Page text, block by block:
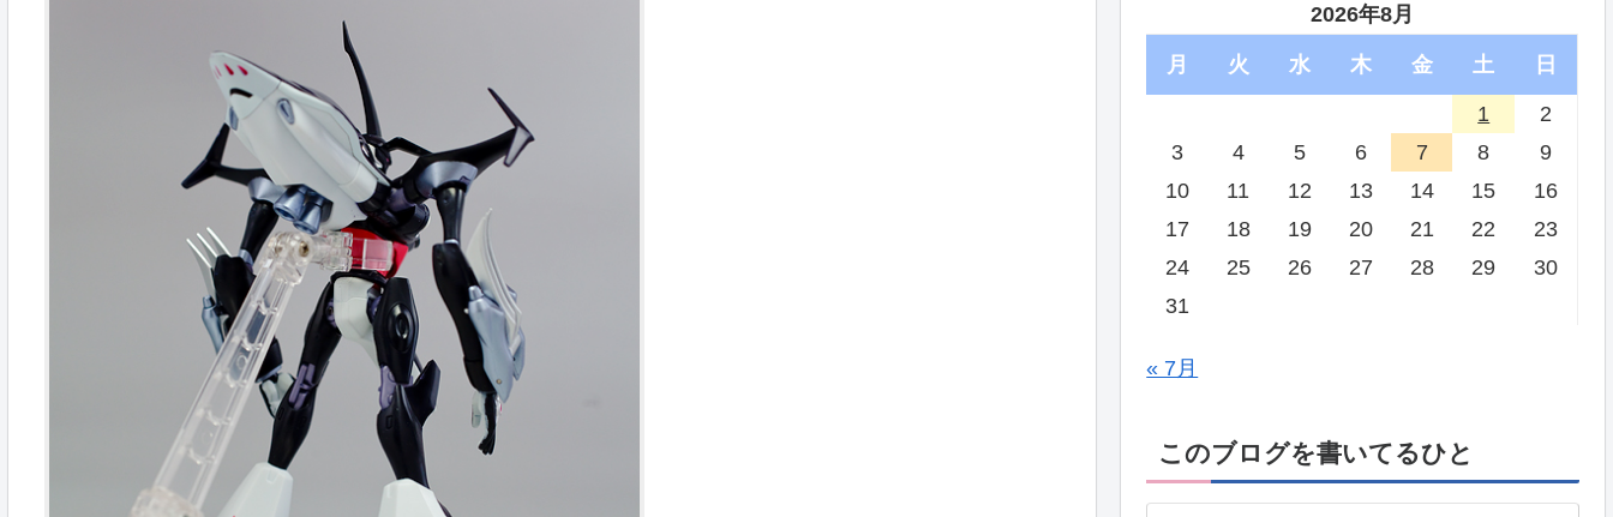
2026年8月
月 火 水 木 金 土 日
1
2
3
4 5 6 7 8
9
10
11 12 13 14 15
16
17
18 19 20 21 22
23
24
25 26 27 28 29
30
31
« 7月
このブログを書いてるひと